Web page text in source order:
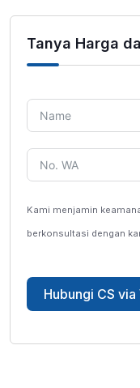
Tanya Harga
Kami menjamin
berkonsultasi dengan
Hubungi CS via